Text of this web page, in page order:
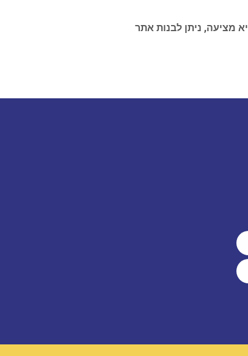
מציעה, ניתן לבנות אתר